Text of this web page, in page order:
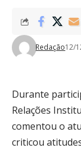
Redação12/
Durante
Relações
comentou o
criticou